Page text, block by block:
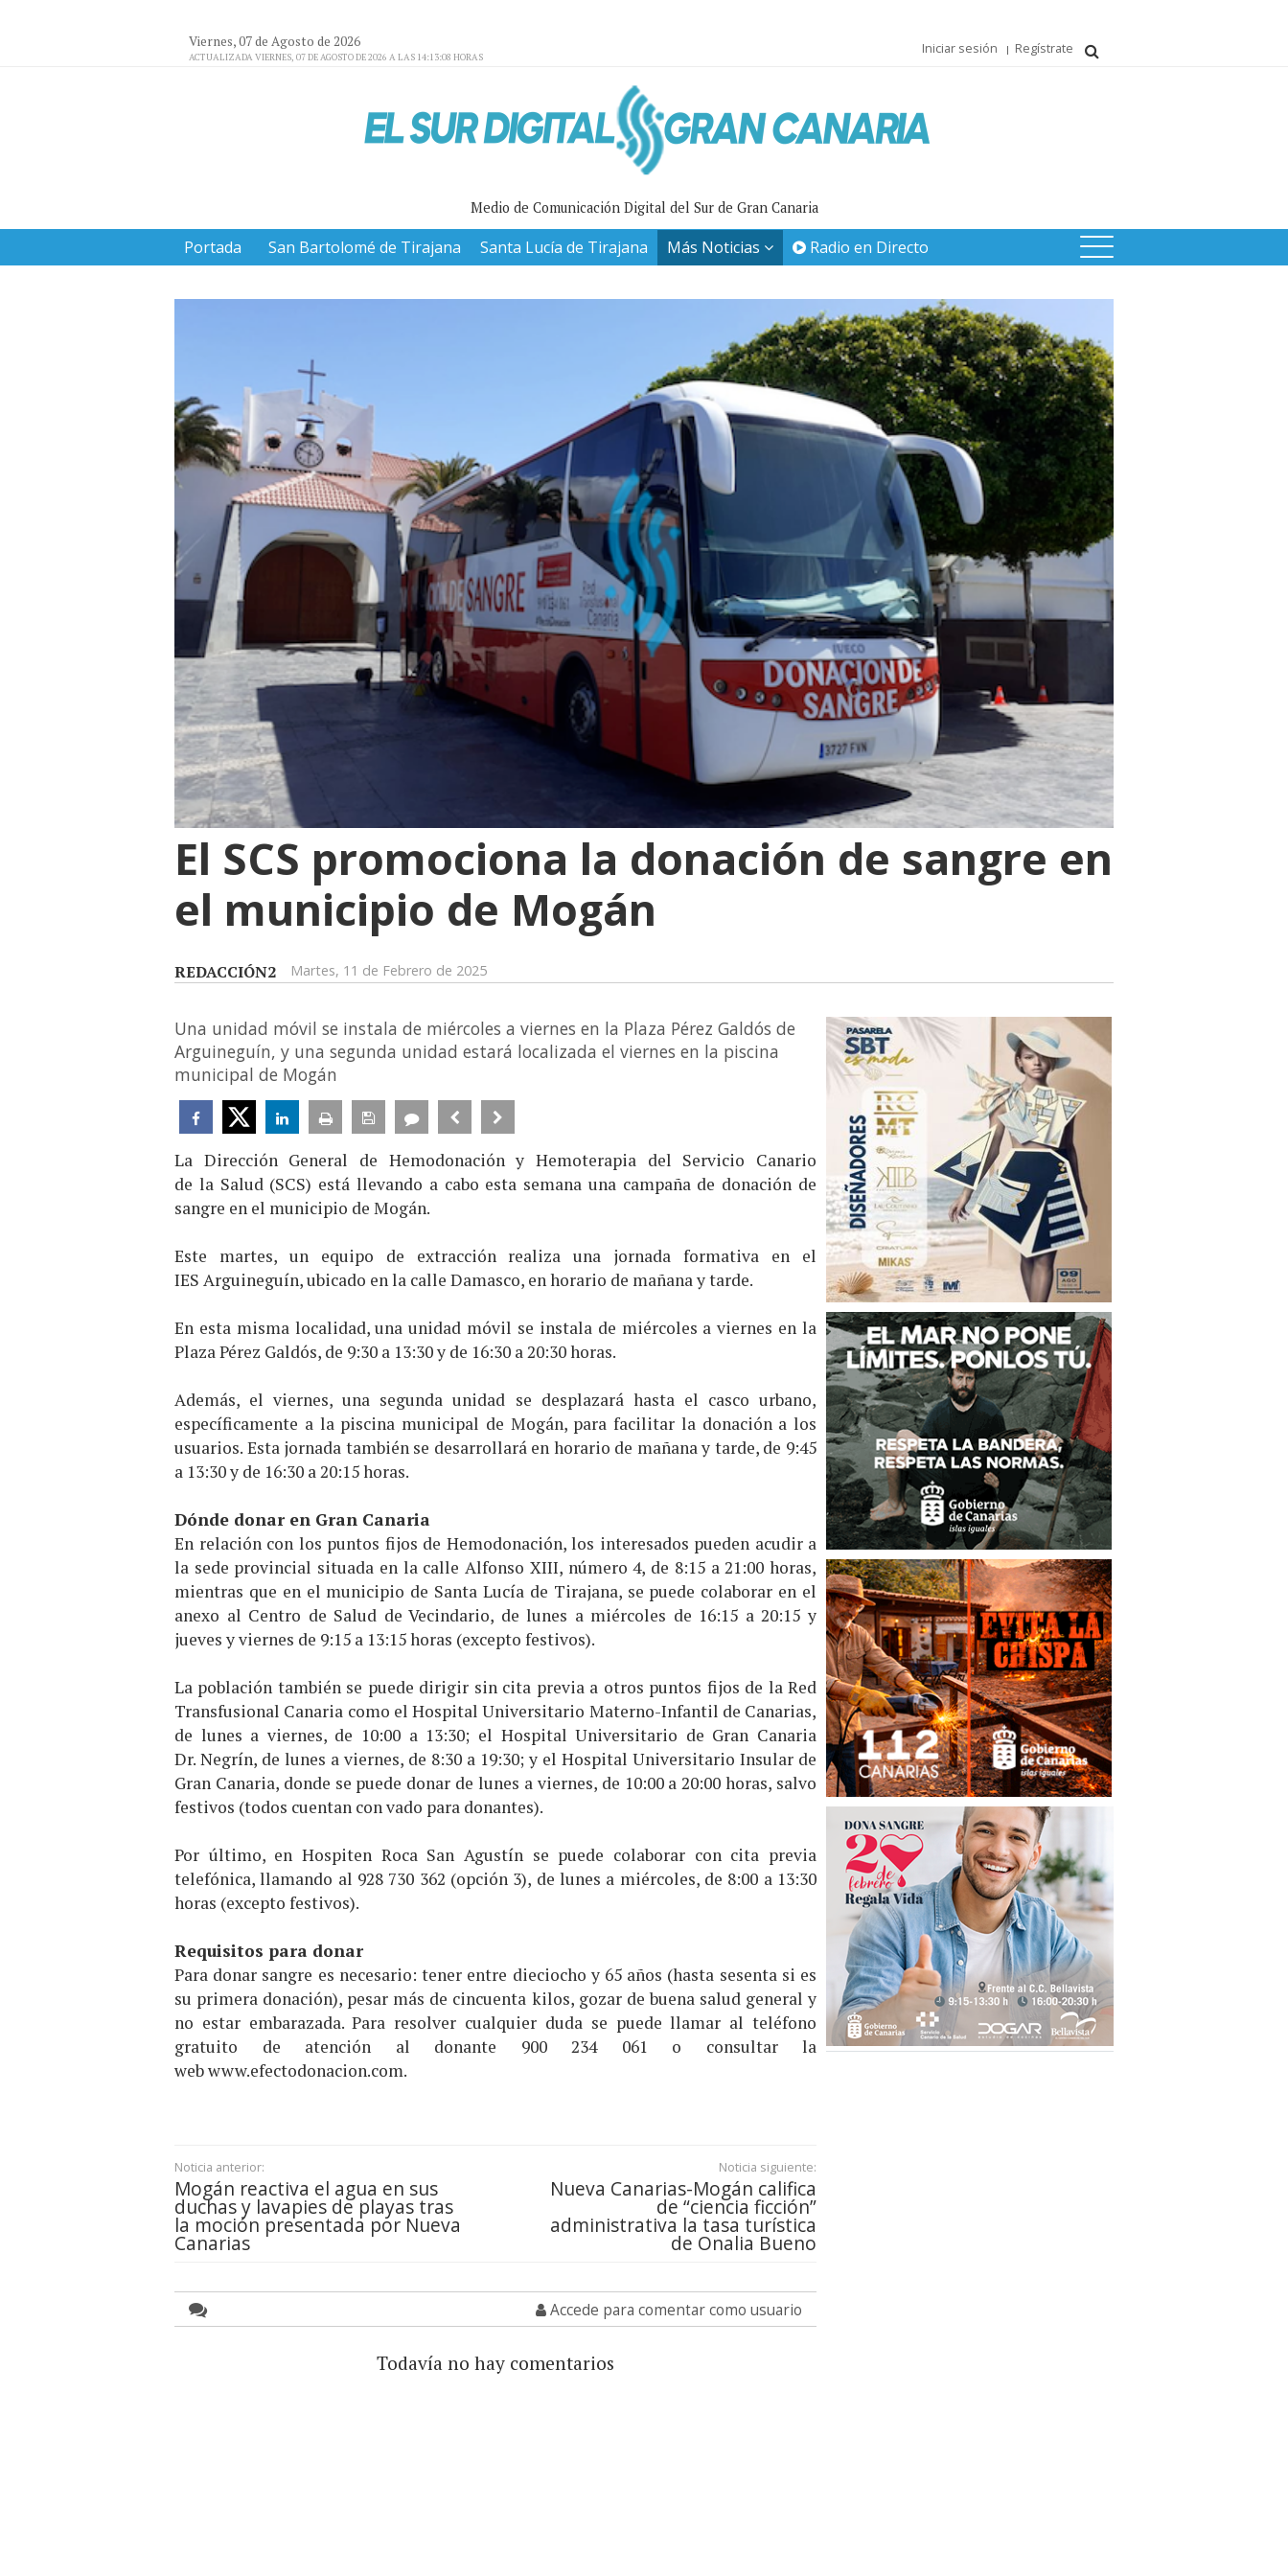
Viernes, 07 de Agosto de 2026
ACTUALIZADA VIERNES, 07 DE AGOSTO DE 2026 A LAS 14:13:08 HORAS
Iniciar sesión Regístrate
Medio de Comunicación Digital del Sur de Gran Canaria
Portada San Bartolomé de Tirajana Santa Lucía de Tirajana Más Noticias Radio en Directo
El SCS promociona la donación de sangre en
el municipio de Mogán
REDACCIÓN2 Martes, 11 de Febrero de 2025
Una unidad móvil se instala de miércoles a viernes en la Plaza Pérez Galdós de
Arguineguín, y una segunda unidad estará localizada el viernes en la piscina
municipal de Mogán
La Dirección General de Hemodonación y Hemoterapia del Servicio Canario
de la Salud (SCS) está llevando a cabo esta semana una campaña de donación de
sangre en el municipio de Mogán.
Este martes, un equipo de extracción realiza una jornada formativa en el
IES Arguineguín, ubicado en la calle Damasco, en horario de mañana y tarde.
En esta misma localidad, una unidad móvil se instala de miércoles a viernes en la
Plaza Pérez Galdós, de 9:30 a 13:30 y de 16:30 a 20:30 horas.
Además, el viernes, una segunda unidad se desplazará hasta el casco urbano,
específicamente a la piscina municipal de Mogán, para facilitar la donación a los
usuarios. Esta jornada también se desarrollará en horario de mañana y tarde, de 9:45
a 13:30 y de 16:30 a 20:15 horas.
Dónde donar en Gran Canaria
En relación con los puntos fijos de Hemodonación, los interesados pueden acudir a
la sede provincial situada en la calle Alfonso XIII, número 4, de 8:15 a 21:00 horas,
mientras que en el municipio de Santa Lucía de Tirajana, se puede colaborar en el
anexo al Centro de Salud de Vecindario, de lunes a miércoles de 16:15 a 20:15 y
jueves y viernes de 9:15 a 13:15 horas (excepto festivos).
La población también se puede dirigir sin cita previa a otros puntos fijos de la Red
Transfusional Canaria como el Hospital Universitario Materno-Infantil de Canarias,
de lunes a viernes, de 10:00 a 13:30; el Hospital Universitario de Gran Canaria
Dr. Negrín, de lunes a viernes, de 8:30 a 19:30; y el Hospital Universitario Insular de
Gran Canaria, donde se puede donar de lunes a viernes, de 10:00 a 20:00 horas, salvo
festivos (todos cuentan con vado para donantes).
Por último, en Hospiten Roca San Agustín se puede colaborar con cita previa
telefónica, llamando al 928 730 362 (opción 3), de lunes a miércoles, de 8:00 a 13:30
horas (excepto festivos).
Requisitos para donar
Para donar sangre es necesario: tener entre dieciocho y 65 años (hasta sesenta si es
su primera donación), pesar más de cincuenta kilos, gozar de buena salud general y
no estar embarazada. Para resolver cualquier duda se puede llamar al teléfono
gratuito de atención al donante 900 234 061 o consultar la
webwww.efectodonacion.com.
Noticia anterior:
Mogán reactiva el agua en sus
duchas y lavapies de playas tras
la moción presentada por Nueva
Canarias
Noticia siguiente:
Nueva Canarias-Mogán califica
de “ciencia ficción”
administrativa la tasa turística
de Onalia Bueno
Accede para comentar como usuario
Todavía no hay comentarios